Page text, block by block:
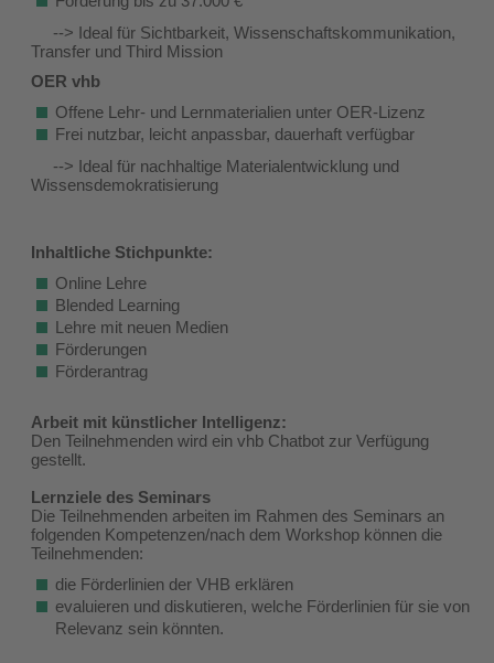
--> Ideal für Sichtbarkeit, Wissenschaftskommunikation,
Transfer und Third Mission
OER vhb
Offene Lehr- und Lernmaterialien unter OER-Lizenz
Frei nutzbar, leicht anpassbar, dauerhaft verfügbar
--> Ideal für nachhaltige Materialentwicklung und
Wissensdemokratisierung
Inhaltliche Stichpunkte:
Online Lehre
Blended Learning
Lehre mit neuen Medien
Förderungen
Förderantrag
Arbeit mit künstlicher Intelligenz:
Den Teilnehmenden wird ein vhb Chatbot zur Verfügung
gestellt.
Lernziele des Seminars
Die Teilnehmenden arbeiten im Rahmen des Seminars an
folgenden Kompetenzen/nach dem Workshop können die
Teilnehmenden:
die Förderlinien der VHB erklären
evaluieren und diskutieren, welche Förderlinien für sie von
Relevanz sein könnten.